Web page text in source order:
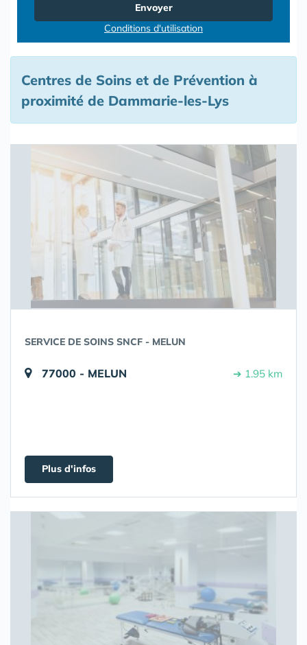
Envoyer
Conditions d'utilisation
Centres de Soins et de Prévention à
proximité de Dammarie-les-Lys
SERVICE DE SOINS SNCF - MELUN
77000 - MELUN ➔ 1.95 km
Plus d'infos